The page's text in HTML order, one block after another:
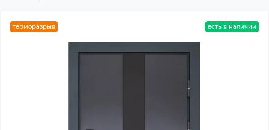
терморазрыв есть в наличии